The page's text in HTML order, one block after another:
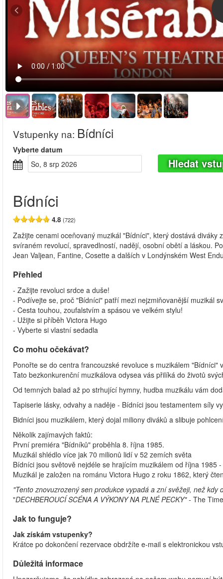
Vstupenky na: Bídníci
Vyberte datum
So, 8 srp 2026
Hledat
Bídníci
4.8 (722)
Zažijte cenami oceňovaný muzikál "Bídníci", který dostává
svíraném revolucí, spravedlností, nadějí, osobní obětí a láskou.
Jean Valjean, Fantine, Cosette a dalších v Londýnském West
Přehled
- Zažijte revoluci srdce a duše!
- Podívejte se, proč "Bídníci" patří mezi nejzmiňovanější muzikál
- Cesta touhou, zoufalstvím a spásou ve velkém stylu!
- Užijte si příběh Victora Hugo
- Vyberte si vlastní sedadla
Co mohu očekávat?
Ponořte se do centra francouzské revoluce s muzikálem
Tato bezkonkurenční muzikálova odysea vás přilíká do životů
Od temných balad až po strhující hymny, hudba muzikálu vám
Tapiserie lásky, odvahy a naděje - Bídníci jsou testamentem síly
Bidníci jsou muzikálem, který dojal miliony diváků a slibuje
Několik zajímavých faktů:
První premiéra "Bídníků" proběhla 8. října 1985.
Muzikál shlédlo více jak 70 milionů lidí v 52 zemích světa
Bídníci jsou světově nejdéle se hrajícím muzikálem od října 1985
Muzikál je založen na románu Victora Hugo z roku 1862, který
"Tento znovuzrozený sen produkce vypadá a zní svěžeji, než kdy
"DECHBEROUCÍ SCÉNA A VÝKONY NA PLNÉ PECKY" - The
Jak to funguje?
Jak získám vstupenky?
Krátce po dokončení rezervace obdržíte e-mail s elektronickou
Důležitá informace